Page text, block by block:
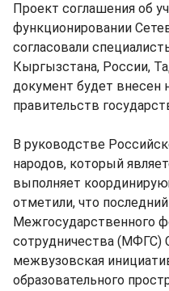
Проект соглашения об
функционировании
согласовали
Кыргызстана, России,
документ будет внесен
правительств
В руководстве
народов, который
выполняет
отметили, что
Межгосударственного
сотрудничества (МФГС)
межвузовская
образовательного